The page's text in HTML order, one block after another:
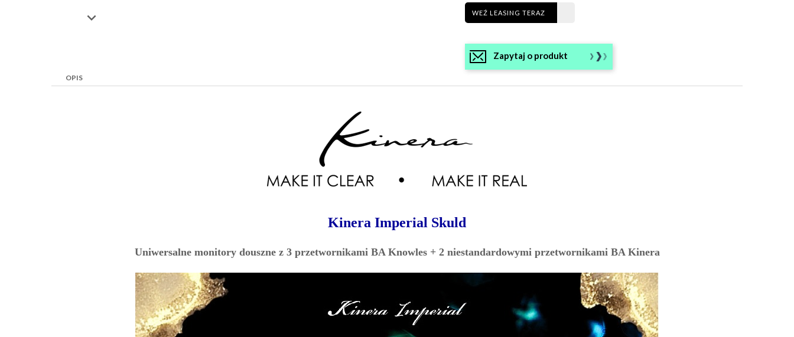
 WEŹ LEASING TERAZ
Zapytaj o produkt
OPIS
Kinera Imperial Skuld
Uniwersalne monitory douszne z 3 przetwornikami BA Knowles + 2 niestandardowymi przetwornikami BA Kinera